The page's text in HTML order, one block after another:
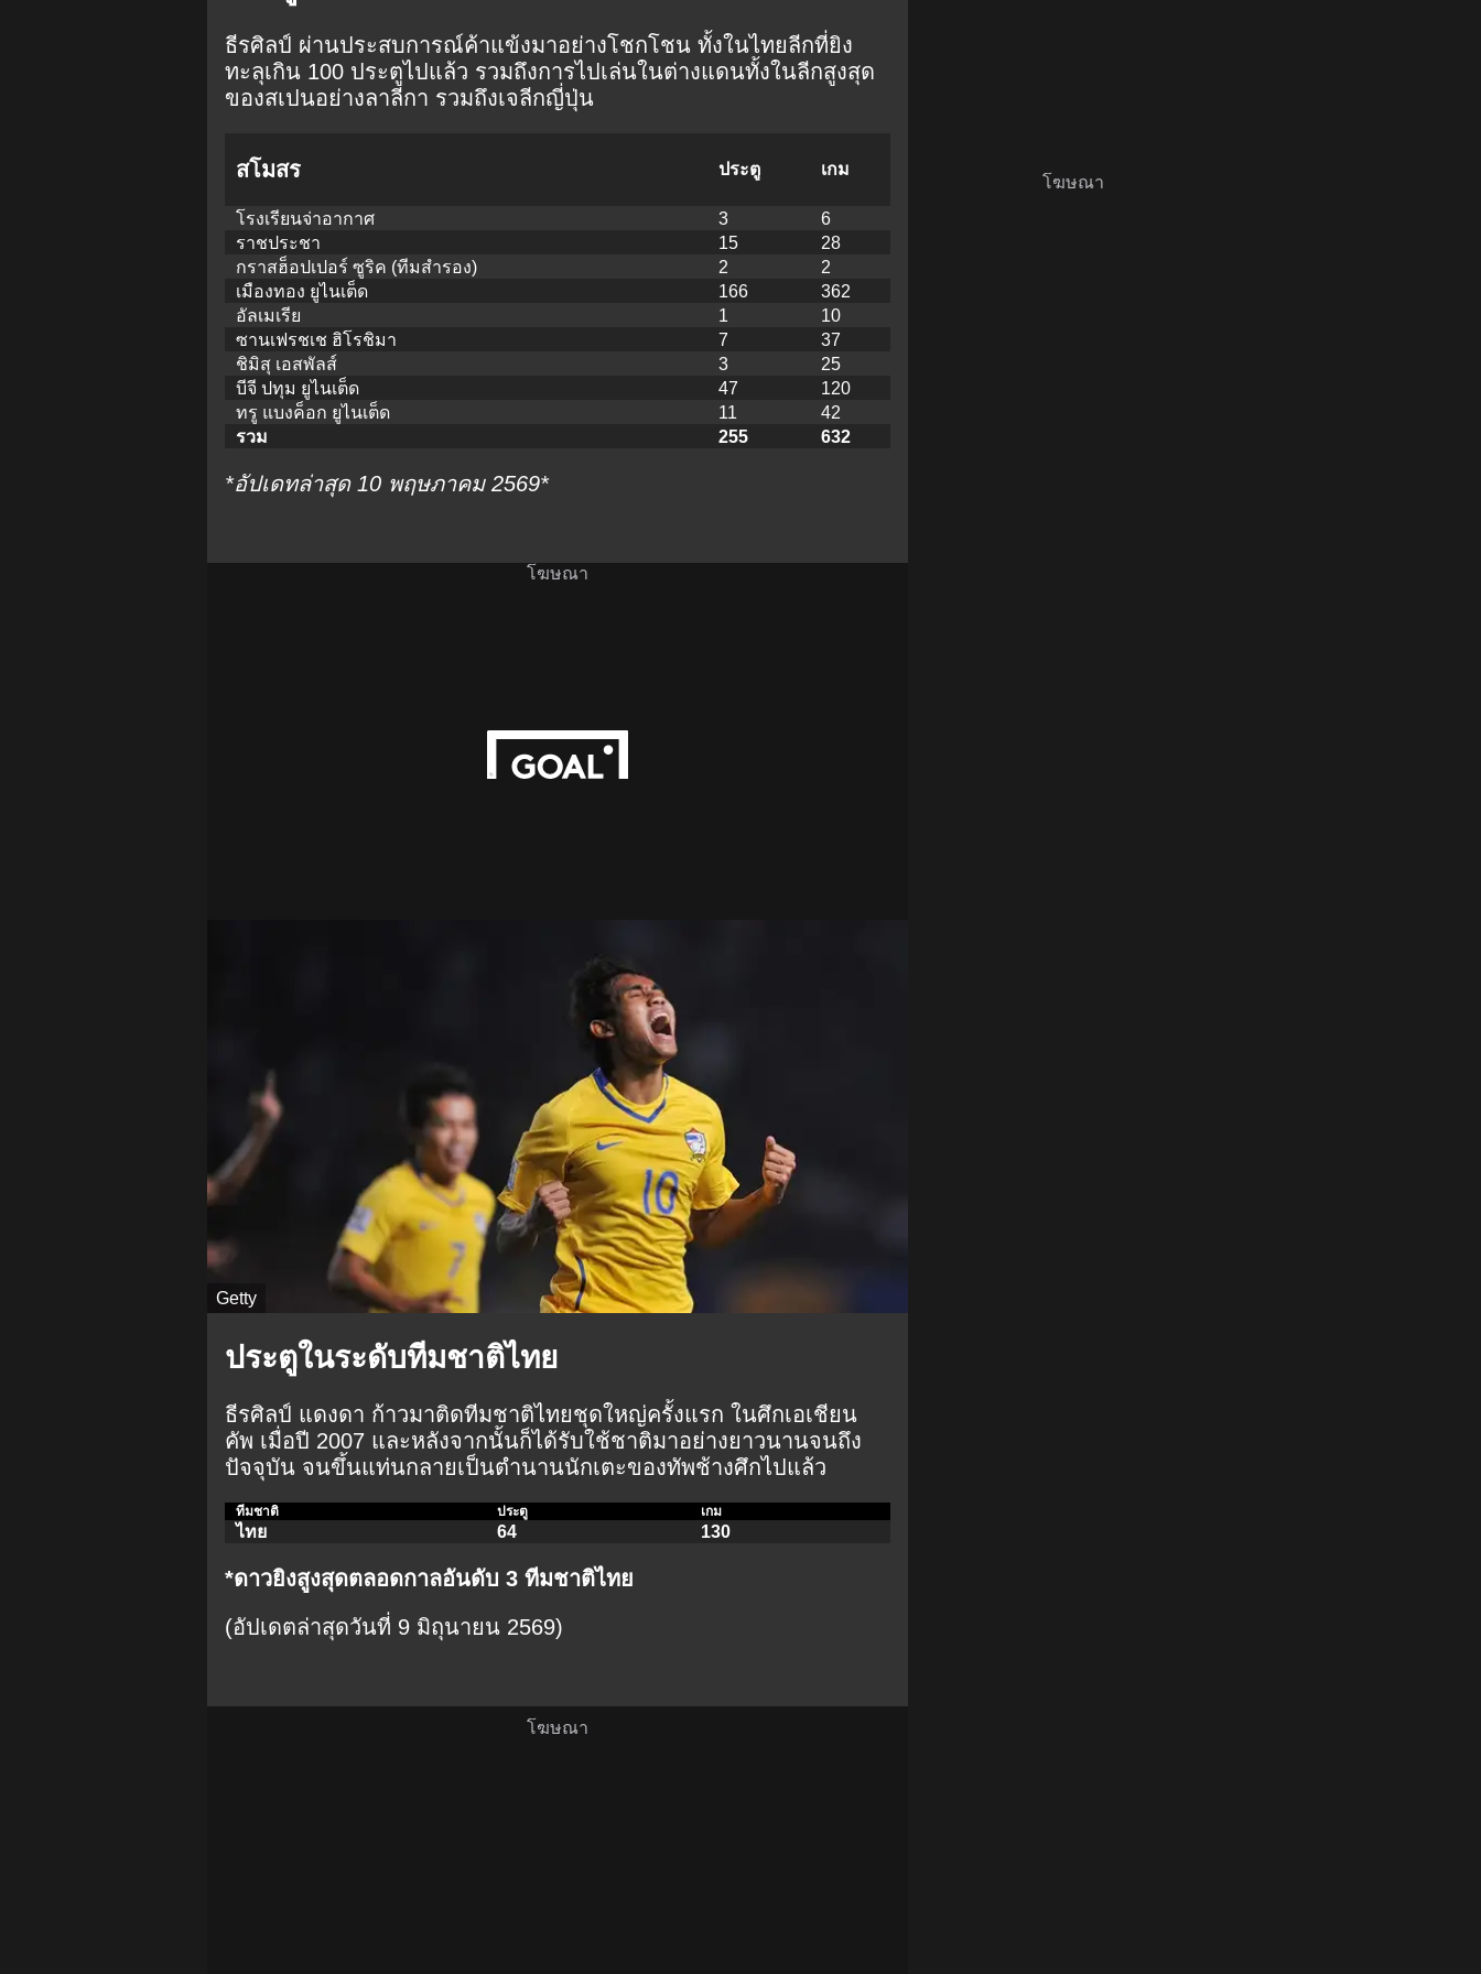
ธีรศิลป์ ผ่านประสบการณ์ค้าแข้งมาอย่างโชกโชน ทั้งในไทยลีกที่ยิง
ทะลุเกิน 100 ประตูไปแล้ว รวมถึงการไปเล่นในต่างแดนทั้งในลีกสูงสุด
ของสเปนอย่างลาลีกา รวมถึงเจลีกญี่ปุ่น
สโมสร ประตู เกม
โรงเรียนจ่าอากาศ 3
6
ราชประชา
15
28
กราสฮ็อปเปอร์ ซูริค (ทีมสำรอง)
2
2
เมืองทอง ยูไนเต็ด
166
362
อัลเมเรีย
1
10
ซานเฟรชเช ฮิโรชิมา
7
37
ชิมิสุ เอสพัลส์
3
25
บีจี ปทุม ยูไนเต็ด
47
120
ทรู แบงค็อก ยูไนเต็ด
11
42
รวม
255 632
*อัปเดทล่าสุด 10 พฤษภาคม 2569*
โฆษณา
Getty
ประตูในระดับทีมชาติไทย
ธีรศิลป์ แดงดา ก้าวมาติดทีมชาติไทยชุดใหญ่ครั้งแรก ในศึกเอเชียน
คัพ เมื่อปี 2007 และหลังจากนั้นก็ได้รับใช้ชาติมาอย่างยาวนานจนถึง
ปัจจุบัน จนขึ้นแท่นกลายเป็นตำนานนักเตะของทัพช้างศึกไปแล้ว
ทีมชาติ ประตู เกม
ไทย 64 130
*ดาวยิงสูงสุดตลอดกาลอันดับ 3 ทีมชาติไทย
(อัปเดตล่าสุดวันที่ 9 มิถุนายน 2569)